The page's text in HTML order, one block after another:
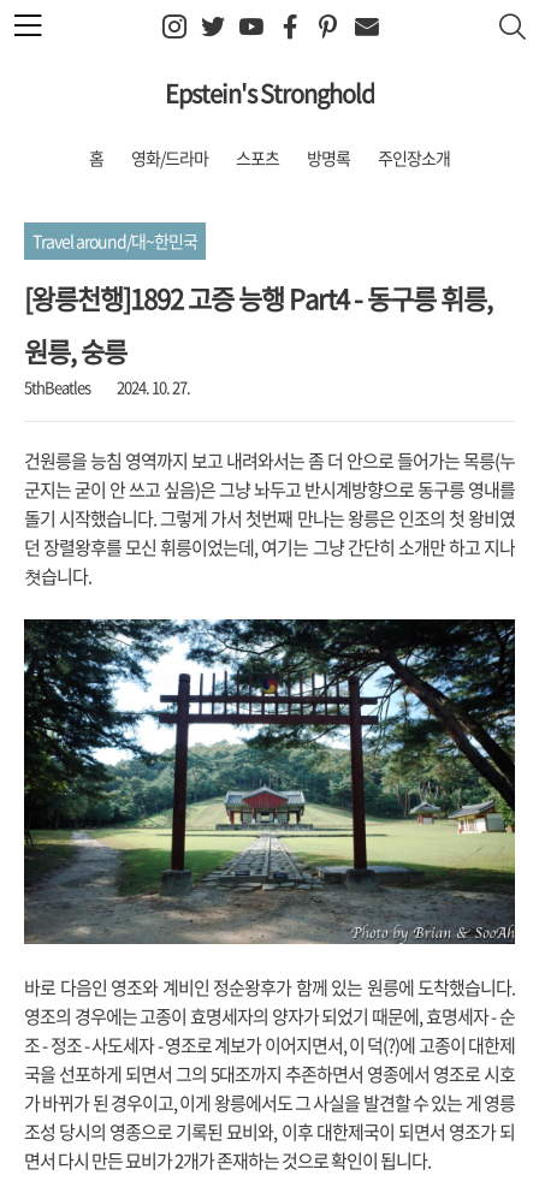
본문 바로가기
Epstein's Stronghold
홈 영화/드라마 스포츠 방명록 주인장소개
Travel around/대~한민국
[왕릉천행]1892 고증 능행 Part4 - 동구릉 휘릉,
원릉, 숭릉
5thBeatles 2024. 10. 27.
건원릉을 능침 영역까지 보고 내려와서는 좀 더 안으로 들어가는 목릉(누
군지는 굳이 안 쓰고 싶음)은 그냥 놔두고 반시계방향으로 동구릉 영내를
돌기 시작했습니다. 그렇게 가서 첫번째 만나는 왕릉은 인조의 첫 왕비였
던 장렬왕후를 모신 휘릉이었는데, 여기는 그냥 간단히 소개만 하고 지나
쳣습니다.
바로 다음인 영조와 계비인 정순왕후가 함께 있는 원릉에 도착했습니다.
영조의 경우에는 고종이 효명세자의 양자가 되었기 때문에, 효명세자 - 순
조 - 정조 - 사도세자 - 영조로 계보가 이어지면서, 이 덕(?)에 고종이 대한제
국을 선포하게 되면서 그의 5대조까지 추존하면서 영종에서 영조로 시호
가 바뀌가 된 경우이고, 이게 왕릉에서도 그 사실을 발견할 수 있는 게 영릉
조성 당시의 영종으로 기록된 묘비와, 이후 대한제국이 되면서 영조가 되
면서 다시 만든 묘비가 2개가 존재하는 것으로 확인이 됩니다.